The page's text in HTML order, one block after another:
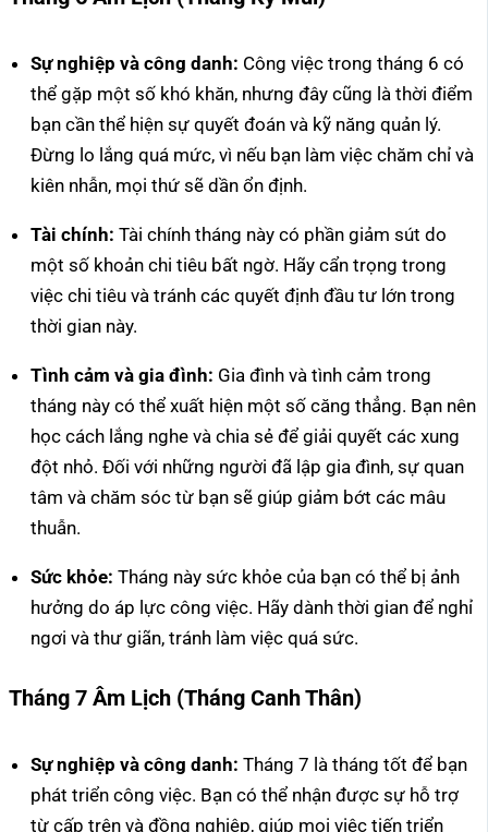
Sự nghiệp và công danh: Công việc trong tháng 6 có
thể gặp một số khó khăn, nhưng đây cũng là thời điểm
bạn cần thể hiện sự quyết đoán và kỹ năng quản lý.
Đừng lo lắng quá mức, vì nếu bạn làm việc chăm chỉ và
kiên nhẫn, mọi thứ sẽ dần ổn định.
Tài chính: Tài chính tháng này có phần giảm sút do
một số khoản chi tiêu bất ngờ. Hãy cẩn trọng trong
việc chi tiêu và tránh các quyết định đầu tư lớn trong
thời gian này.
Tình cảm và gia đình: Gia đình và tình cảm trong
tháng này có thể xuất hiện một số căng thẳng. Bạn nên
học cách lắng nghe và chia sẻ để giải quyết các xung
đột nhỏ. Đối với những người đã lập gia đình, sự quan
tâm và chăm sóc từ bạn sẽ giúp giảm bớt các mâu
thuẫn.
Sức khỏe: Tháng này sức khỏe của bạn có thể bị ảnh
hưởng do áp lực công việc. Hãy dành thời gian để nghỉ
ngơi và thư giãn, tránh làm việc quá sức.
Tháng 7 Âm Lịch (Tháng Canh Thân)
Sự nghiệp và công danh: Tháng 7 là tháng tốt để bạn
phát triển công việc. Bạn có thể nhận được sự hỗ trợ
từ cấp trên và đồng nghiệp, giúp mọi việc tiến triển